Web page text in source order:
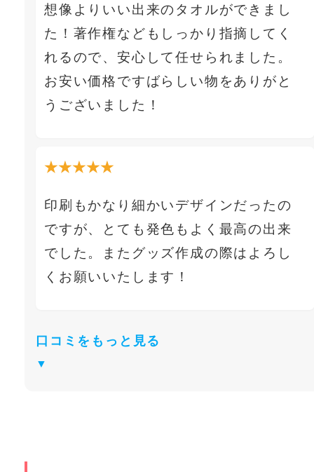
想像よりいい出来のタオルができまし
た！著作権などもしっかり指摘してく
れるので、安心して任せられました。
お安い価格ですばらしい物をありがと
うございました！
★★★★★
印刷もかなり細かいデザインだったの
ですが、とても発色もよく最高の出来
でした。またグッズ作成の際はよろし
くお願いいたします！
口コミをもっと見る